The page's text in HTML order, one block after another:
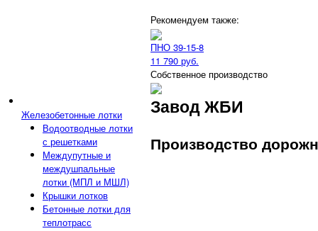
Железобетонные лотки
Водоотводные лотки
с решетками
Междупутные и
междушпальные
лотки (МПЛ и МШЛ)
Крышки лотков
Бетонные лотки для
теплотрасс
Рекомендуем также:
ПНО 39-15-8
11 790 руб.
Собственное производство
Завод ЖБИ
Производство